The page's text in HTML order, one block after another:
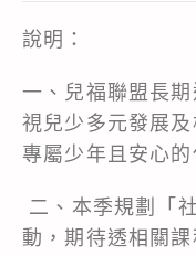
說明：
一、兒福聯盟長
視兒少多元發展
專屬少年且安心的
二、本季規劃「
動，期待透相關